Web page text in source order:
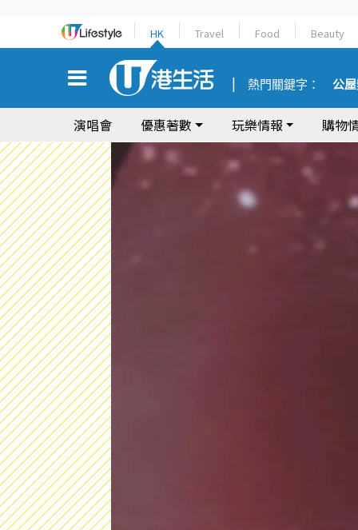
HK Travel Food Beauty
熱門關鍵字： 公
演唱會 優惠著數 玩樂情報 購物